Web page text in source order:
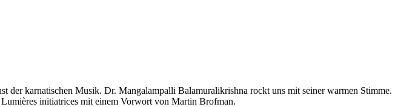
der karnatischen Musik. Dr. Mangalampalli Balamuralikrishna rockt uns mit seiner warmen Stimme.
initiatrices mit einem Vorwort von Martin Brofman.